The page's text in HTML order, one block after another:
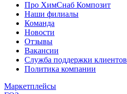
Про ХимСнаб Композит
Наши филиалы
Команда
Новости
Отзывы
Вакансии
Служба поддержки клиентов
Политика компании
Маркетплейсы